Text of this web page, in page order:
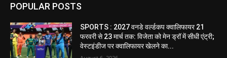
POPULAR POSTS
SPORTS : 2027 वनडे वर्ल्डकप क्वालिफायर 21
फरवरी से 23 मार्च तक: विजेता को मेन ड्रॉ में सीधी एंट्री;
वेस्टइंडीज पर क्वालिफायर खेलने का...